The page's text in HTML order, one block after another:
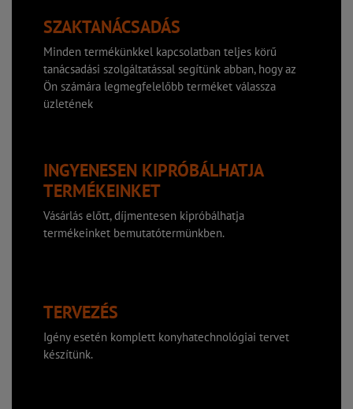
SZAKTANÁCSADÁS
Minden termékünkkel kapcsolatban teljes körű
tanácsadási szolgáltatással segítünk abban, hogy az
Ön számára legmegfelelőbb terméket válassza
üzletének
INGYENESEN KIPRÓBÁLHATJA
TERMÉKEINKET
Vásárlás előtt, díjmentesen kipróbálhatja
termékeinket bemutatótermünkben.
TERVEZÉS
Igény esetén komplett konyhatechnológiai tervet
készítünk.